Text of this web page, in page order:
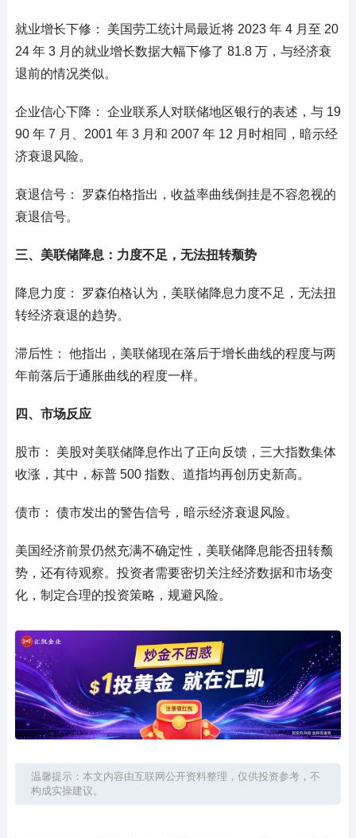
就业增长下修： 美国劳工统计局最近将 2023 年 4 月至 20
24 年 3 月的就业增长数据大幅下修了 81.8 万，与经济衰
退前的情况类似。
企业信心下降： 企业联系人对联储地区银行的表述，与 19
90 年 7 月、2001 年 3 月和 2007 年 12 月时相同，暗示经
济衰退风险。
衰退信号： 罗森伯格指出，收益率曲线倒挂是不容忽视的
衰退信号。
三、美联储降息：力度不足，无法扭转颓势
降息力度： 罗森伯格认为，美联储降息力度不足，无法扭
转经济衰退的趋势。
滞后性： 他指出，美联储现在落后于增长曲线的程度与两
年前落后于通胀曲线的程度一样。
四、市场反应
股市： 美股对美联储降息作出了正向反馈，三大指数集体
收涨，其中，标普 500 指数、道指均再创历史新高。
债市： 债市发出的警告信号，暗示经济衰退风险。
美国经济前景仍然充满不确定性，美联储降息能否扭转颓
势，还有待观察。投资者需要密切关注经济数据和市场变
化，制定合理的投资策略，规避风险。
温馨提示：本文内容由互联网公开资料整理，仅供投资参考，不
构成实操建议。